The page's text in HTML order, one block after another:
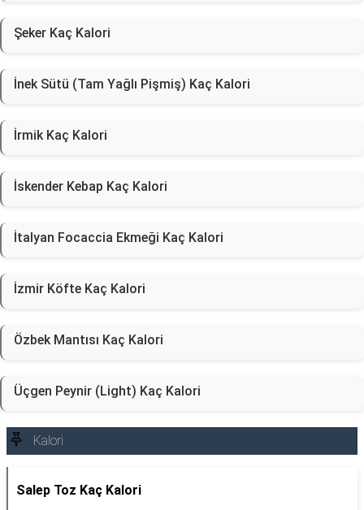
Şeker Kaç Kalori
İnek Sütü (Tam Yağlı Pişmiş) Kaç Kalori
İrmik Kaç Kalori
İskender Kebap Kaç Kalori
İtalyan Focaccia Ekmeği Kaç Kalori
İzmir Köfte Kaç Kalori
Özbek Mantısı Kaç Kalori
Üçgen Peynir (Light) Kaç Kalori
Kalori
Salep Toz Kaç Kalori